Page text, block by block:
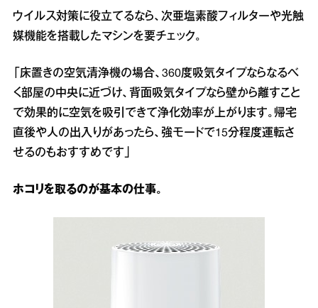
ウイルス対策に役立てるなら、次亜塩素酸フィルターや光触
媒機能を搭載したマシンを要チェック。
「床置きの空気清浄機の場合、360度吸気タイプならなるべ
く部屋の中央に近づけ、背面吸気タイプなら壁から離すこと
で効果的に空気を吸引できて浄化効率が上がります。帰宅
直後や人の出入りがあったら、強モードで15分程度運転さ
せるのもおすすめです」
ホコリを取るのが基本の仕事。